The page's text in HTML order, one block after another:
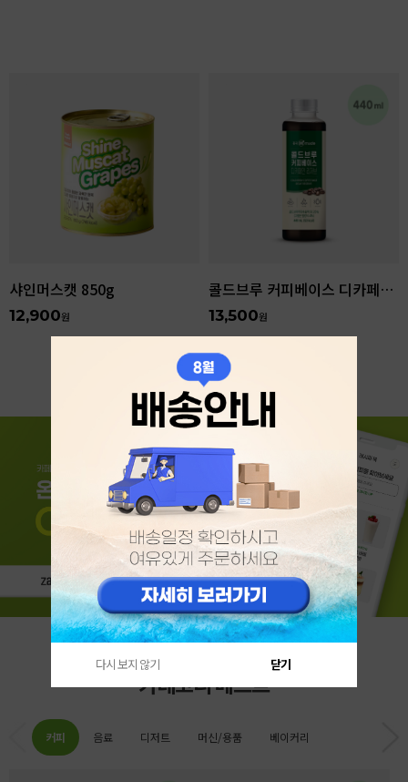
샤인머스캣 850g
12,900원
콜드브루 커피베이스 디카페인 리저브 440ml
13,500원
카테고리 베스트
커피 음료 디저트 머신/용품 베이커리
다시 보지 않기 닫기